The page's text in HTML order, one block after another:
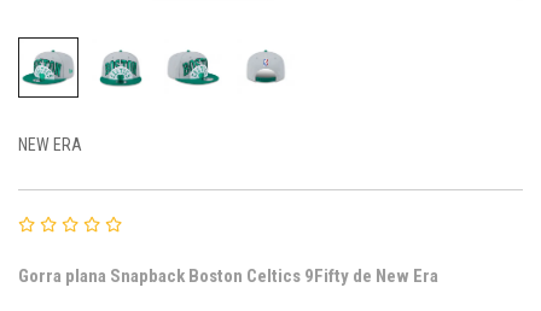
NEW ERA
Gorra plana Snapback Boston Celtics 9Fifty de New Era